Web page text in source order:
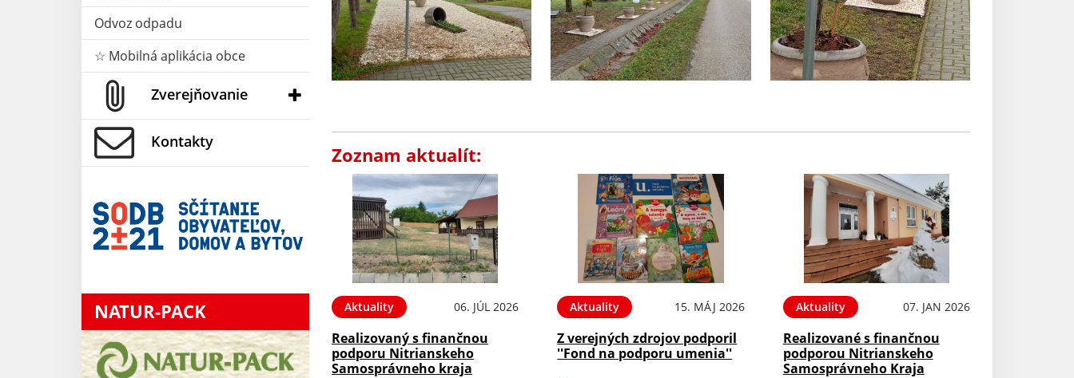
Odvoz odpadu
☆ Mobilná aplikácia obce
Zverejňovanie
Kontakty
NATUR-PACK
Zoznam aktualít:
Aktuality 06. JÚL 2026
Realizovaný s finančnou
podporu Nitrianskeho
Samosprávneho kraja
Aktuality 15. MÁJ 2026
Z verejných zdrojov podporil
''Fond na podporu umenia''
Aktuality 07. JAN 2026
Realizované s finančnou
podporou Nitrianskeho
Samosprávneho Kraja